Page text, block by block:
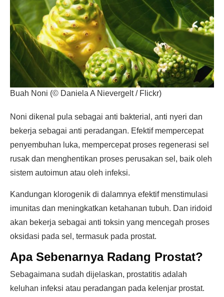
Buah Noni (© Daniela A Nievergelt / Flickr)
Noni dikenal pula sebagai anti bakterial, anti nyeri dan
bekerja sebagai anti peradangan. Efektif mempercepat
penyembuhan luka, mempercepat proses regenerasi sel
rusak dan menghentikan proses perusakan sel, baik oleh
sistem autoimun atau oleh infeksi.
Kandungan klorogenik di dalamnya efektif menstimulasi
imunitas dan meningkatkan ketahanan tubuh. Dan iridoid
akan bekerja sebagai anti toksin yang mencegah proses
oksidasi pada sel, termasuk pada prostat.
Apa Sebenarnya Radang Prostat?
Sebagaimana sudah dijelaskan, prostatitis adalah
keluhan infeksi atau peradangan pada kelenjar prostat.